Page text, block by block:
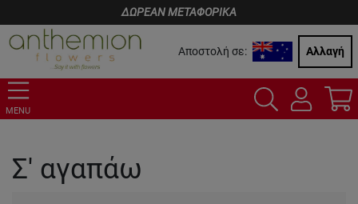
ΔΩΡΕΑΝ ΜΕΤΑΦΟΡΙΚΑ
Αποστολή σε: Αλλαγή
MENU
Σ' αγαπάω